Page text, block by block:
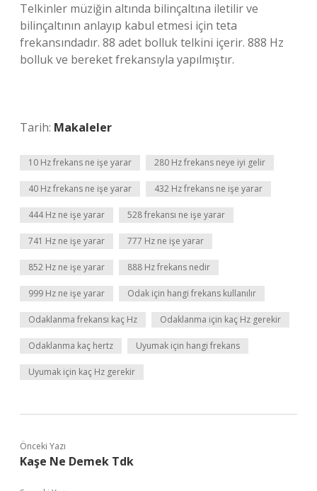
Telkinler müziğin altında bilinçaltına iletilir ve
bilinçaltının anlayıp kabul etmesi için teta
frekansındadır. 88 adet bolluk telkini içerir. 888 Hz
bolluk ve bereket frekansıyla yapılmıştır.
Tarih: Makaleler
10 Hz frekans ne işe yarar 280 Hz frekans neye iyi gelir
40 Hz frekans ne işe yarar 432 Hz frekans ne işe yarar
444 Hz ne işe yarar 528 frekansı ne işe yarar
741 Hz ne işe yarar 777 Hz ne işe yarar
852 Hz ne işe yarar 888 Hz frekans nedir
999 Hz ne işe yarar Odak için hangi frekans kullanılır
Odaklanma frekansı kaç Hz Odaklanma için kaç Hz gerekir
Odaklanma kaç hertz Uyumak için hangi frekans
Uyumak için kaç Hz gerekir
Önceki Yazı
Kaşe Ne Demek Tdk